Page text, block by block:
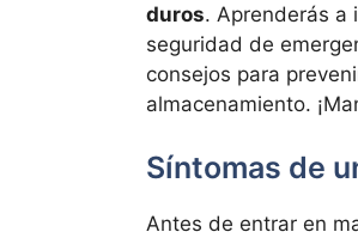
duros. Aprenderás a
seguridad de
consejos para
almacenamiento.
Síntomas de
Antes de entrar en